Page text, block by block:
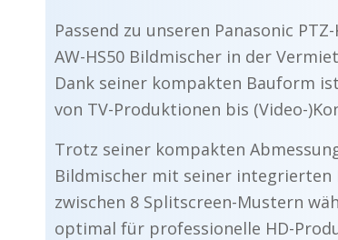
Passend zu unseren Panasonic
AW-HS50 Bildmischer in der
Dank seiner kompakten Bauform
von TV-Produktionen bis (Video-
Trotz seiner kompakten
Bildmischer mit seiner
zwischen 8 Splitscreen-Mustern
optimal für professionelle HD-